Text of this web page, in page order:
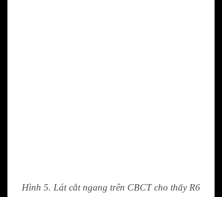
Hình 5. Lát cắt ngang trên CBCT cho thấy R6